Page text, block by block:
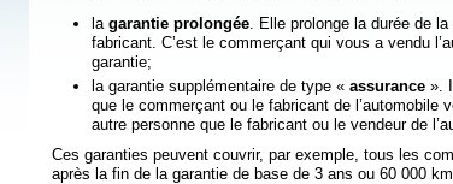
la garantie prolongée. Elle prolonge la durée de
fabricant. C’est le commerçant qui vous a vendu
garantie;
la garantie supplémentaire de type « assurance». Il
que le commerçant ou le fabricant de l’automobile
autre personne que le fabricant ou le vendeur de
Ces garanties peuvent couvrir, par exemple, tous les
après la fin de la garantie de base de 3 ans ou 60 000 km.